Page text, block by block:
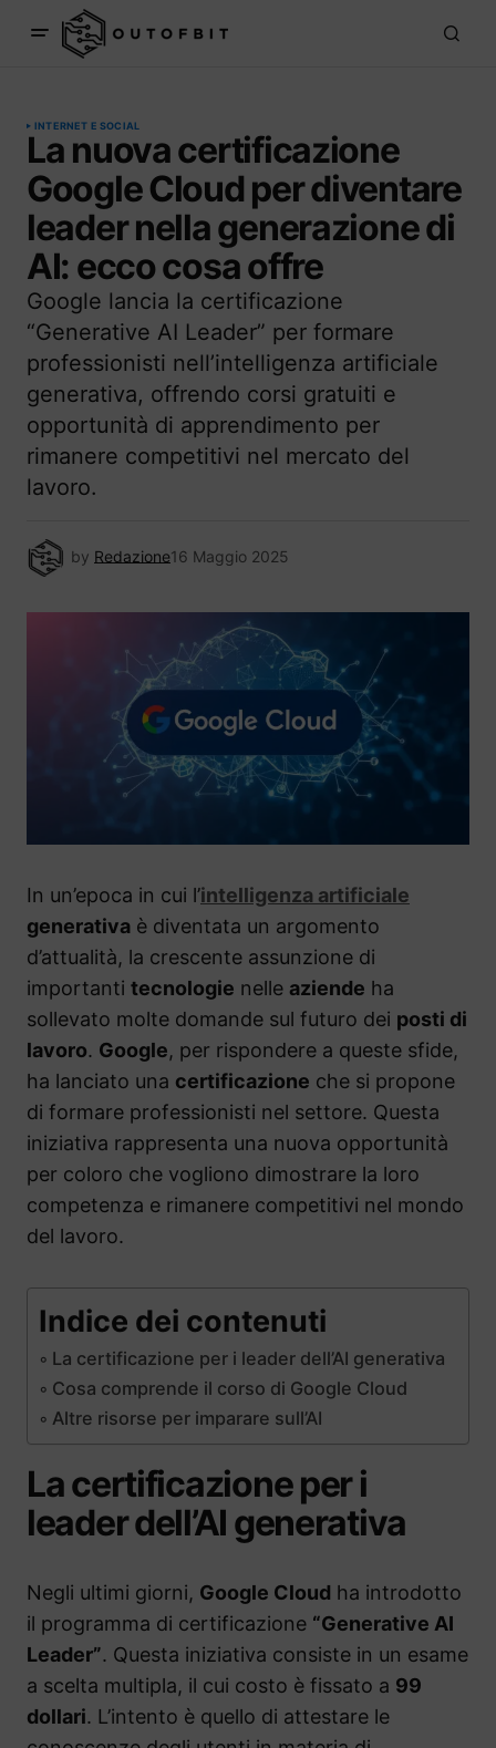
INTERNET E SOCIAL
La nuova certificazione
Google Cloud per diventare
leader nella generazione di
AI: ecco cosa offre
Google lancia la certificazione
“Generative AI Leader” per formare
professionisti nell’intelligenza artificiale
generativa, offrendo corsi gratuiti e
opportunità di apprendimento per
rimanere competitivi nel mercato del
lavoro.
by Redazione16 Maggio 2025
In un’epoca in cui l’intelligenza artificiale
generativa è diventata un argomento
d’attualità, la crescente assunzione di
importanti tecnologie nelle aziende ha
sollevato molte domande sul futuro dei posti di
lavoro. Google, per rispondere a queste sfide,
ha lanciato una certificazione che si propone
di formare professionisti nel settore. Questa
iniziativa rappresenta una nuova opportunità
per coloro che vogliono dimostrare la loro
competenza e rimanere competitivi nel mondo
del lavoro.
Indice dei contenuti
La certificazione per i leader dell’AI generativa
Cosa comprende il corso di Google Cloud
Altre risorse per imparare sull’AI
La certificazione per i
leader dell’AI generativa
Negli ultimi giorni, Google Cloud ha introdotto
il programma di certificazione “Generative AI
Leader”. Questa iniziativa consiste in un esame
a scelta multipla, il cui costo è fissato a 99
dollari. L’intento è quello di attestare le